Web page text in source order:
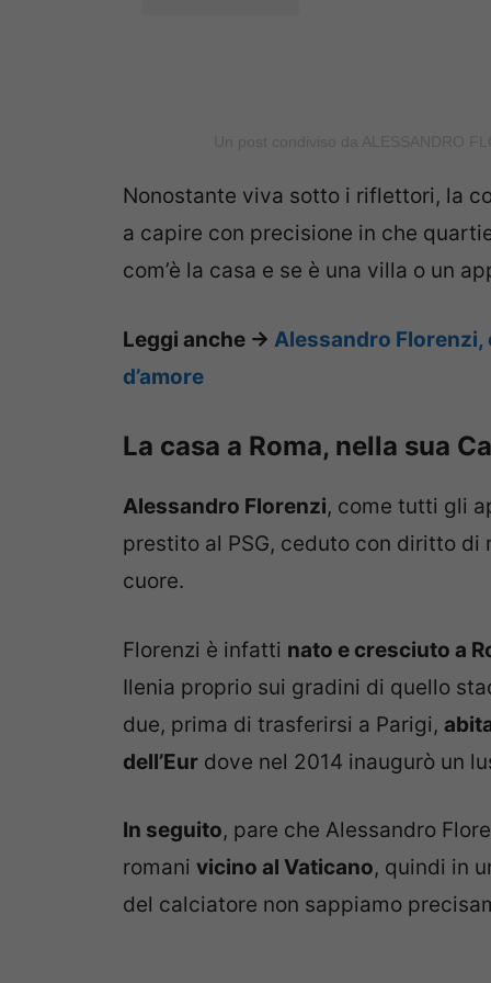
Nonostante viva sotto i riflettori, la
a capire con precisione in che
com’è la casa e se è una villa o un
Leggi anche -> Alessandro Florenzi,
d’amore
La casa a Roma, nella sua
Alessandro Florenzi, come tutti gli
prestito al PSG, ceduto con diritto di
cuore.
Florenzi è infatti nato e cresciuto a
Ilenia proprio sui gradini di quello
due, prima di trasferirsi a Parigi,
dell’Eur dove nel 2014 inaugurò un
In seguito, pare che Alessandro
romani vicino al Vaticano, quindi in
del calciatore non sappiamo